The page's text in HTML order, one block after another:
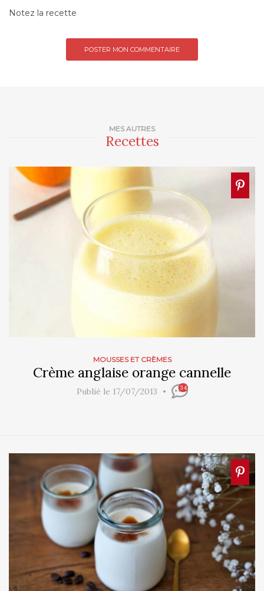
MES AUTRES
Recettes
MOUSSES ET CRÈMES
Crème anglaise orange cannelle
Publié le 17/07/2013 34
Notez la recette